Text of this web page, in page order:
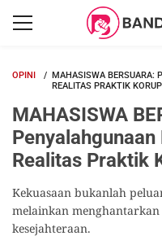
OPINI
MAHASISWA BERSUARA:
REALITAS PRAKTIK
MAHASISWA
Realitas Praktik
Kekuasaan bukanlah
melainkan
kesejahteraan.